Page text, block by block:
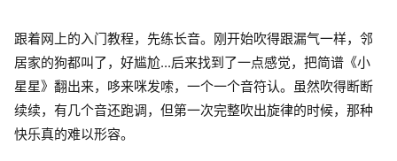
跟着网上的入门教程，先练长音。刚开始吹得跟漏气一样，邻
居家的狗都叫了，好尴尬...后来找到了一点感觉，把简谱《小
星星》翻出来，哆来咪发嗦，一个一个音符认。虽然吹得断断
续续，有几个音还跑调，但第一次完整吹出旋律的时候，那种
快乐真的难以形容。